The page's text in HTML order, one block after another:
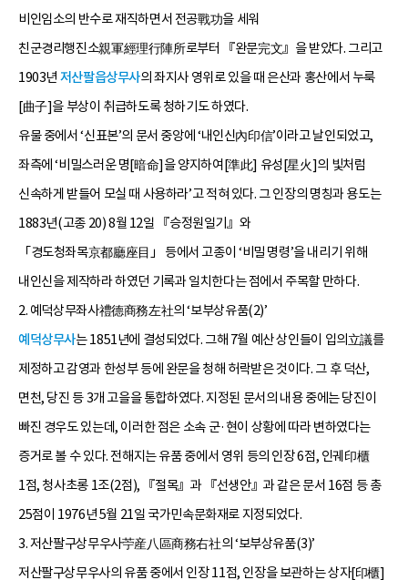
비인임소의 반수로 재직하면서 전공戰功을 세워
친군경리행진소親軍經理行陣所로부터 『완문完文』을 받았다. 그리고
1903년 저산팔읍상무사의 좌지사 영위로 있을 때 은산과 홍산에서 누룩
[曲子]을 부상이 취급하도록 청하기도 하였다.
유물 중에서 ‘신표본’의 문서 중앙에 ‘내인신內印信’이라고 날인되었고,
좌측에 ‘비밀스러운 명[暗命]을 양지하여[準此] 유성[星火]의 빛처럼
신속하게 받들어 모실 때 사용하라’고 적혀 있다. 그 인장의 명칭과 용도는
1883년(고종 20) 8월 12일 『승정원일기』와
「경도청좌목京都廳座目」 등에서 고종이 ‘비밀 명령’을 내리기 위해
내인신을 제작하라 하였던 기록과 일치한다는 점에서 주목할 만하다.
2. 예덕상무좌사禮德商務左社의 ‘보부상유품(2)’
예덕상무사는 1851년에 결성되었다. 그해 7월 예산 상인들이 입의立議를
제정하고 감영과 한성부 등에 완문을 청해 허락받은 것이다. 그 후 덕산,
면천, 당진 등 3개 고을을 통합하였다. 지정된 문서의 내용 중에는 당진이
빠진 경우도 있는데, 이러한 점은 소속 군·현이 상황에 따라 변하였다는
증거로 볼 수 있다. 전해지는 유품 중에서 영위 등의 인장 6점, 인궤印櫃
1점, 청사초롱 1조(2점), 『절목』과 『선생안』과 같은 문서 16점 등 총
25점이 1976년 5월 21일 국가민속문화재로 지정되었다.
3. 저산팔구상무우사苧産八區商務右社의 ‘보부상유품(3)’
저산팔구상무우사의 유품 중에서 인장 11점, 인장을 보관하는 상자[印櫃]